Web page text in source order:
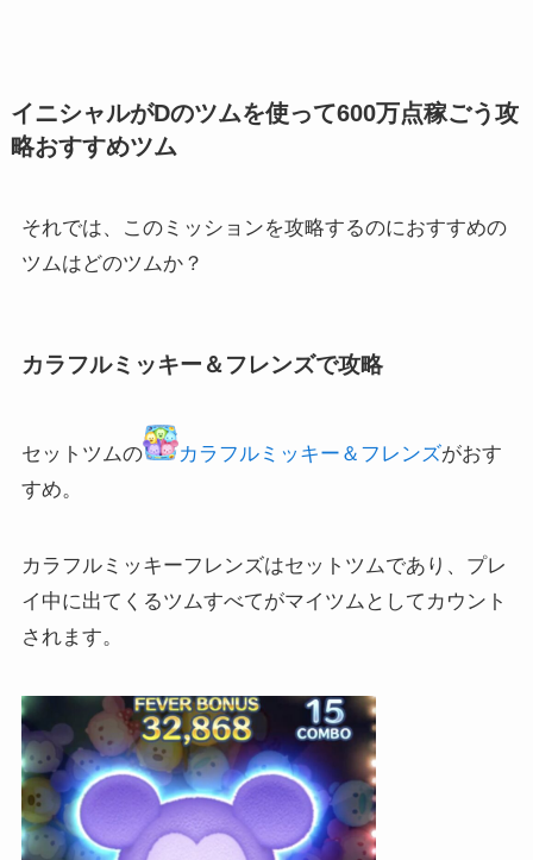
イニシャルがDのツムを使って600万点稼ごう攻
略おすすめツム
それでは、このミッションを攻略するのにおすすめの
ツムはどのツムか？
カラフルミッキー＆フレンズで攻略
セットツムの カラフルミッキー＆フレンズがおす
すめ。
カラフルミッキーフレンズはセットツムであり、プレ
イ中に出てくるツムすべてがマイツムとしてカウント
されます。